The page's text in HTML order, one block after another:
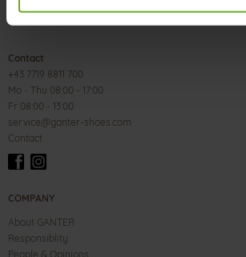
Contact
+43 7719 8811 700
Mo - Thu 08:00 - 17:00
Fr 08:00 - 13:00
service@ganter-shoes.com
Contact
COMPANY
About GANTER
Responsiblity
People & Opinions